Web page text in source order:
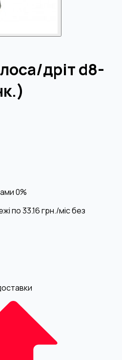
дріт d8-
0%
по33.16грн./міс без